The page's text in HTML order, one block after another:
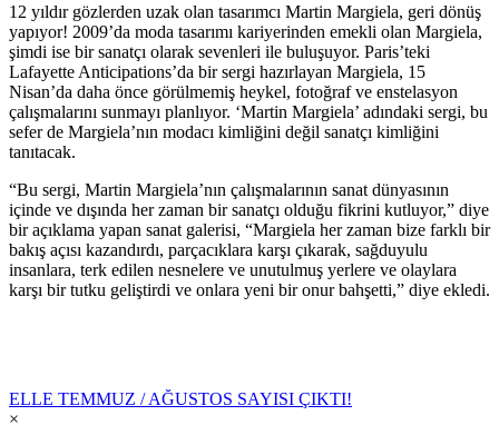
12 yıldır gözlerden uzak olan tasarımcı Martin Margiela, geri dönüş
yapıyor! 2009’da moda tasarımı kariyerinden emekli olan Margiela,
şimdi ise bir sanatçı olarak sevenleri ile buluşuyor. Paris’teki
Lafayette Anticipations’da bir sergi hazırlayan Margiela, 15
Nisan’da daha önce görülmemiş heykel, fotoğraf ve enstelasyon
çalışmalarını sunmayı planlıyor. ‘Martin Margiela’ adındaki sergi, bu
sefer de Margiela’nın modacı kimliğini değil sanatçı kimliğini
tanıtacak.
“Bu sergi, Martin Margiela’nın çalışmalarının sanat dünyasının
içinde ve dışında her zaman bir sanatçı olduğu fikrini kutluyor,” diye
bir açıklama yapan sanat galerisi, “Margiela her zaman bize farklı bir
bakış açısı kazandırdı, parçacıklara karşı çıkarak, sağduyulu
insanlara, terk edilen nesnelere ve unutulmuş yerlere ve olaylara
karşı bir tutku geliştirdi ve onlara yeni bir onur bahşetti,” diye ekledi.
ELLE TEMMUZ / AĞUSTOS SAYISI ÇIKTI!
×